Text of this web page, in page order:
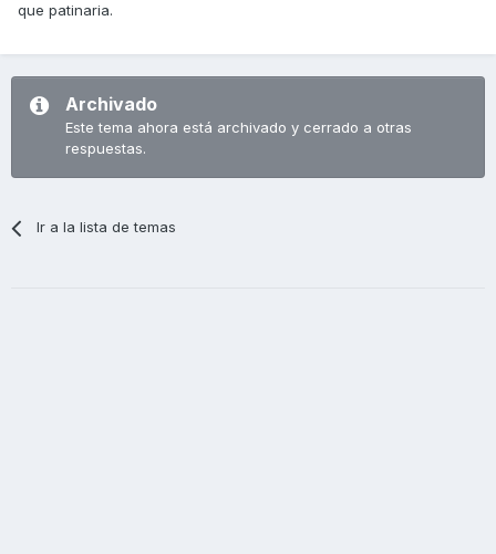
que patinaria.
Archivado
Este tema ahora está archivado y cerrado a otras
respuestas.
Ir a la lista de temas